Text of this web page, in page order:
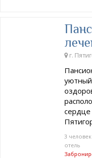
г.
уютный
сердце
3
отель